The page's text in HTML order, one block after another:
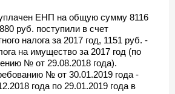
уплачен ЕНП на общую сумму 8116
руб. поступили в счет
налога за 2017 год, 1151 руб. -
на имущество за 2017 год (по
№ от 29.08.2018 года).
№ от 30.01.2019 года -
года по 29.01.2019 года в